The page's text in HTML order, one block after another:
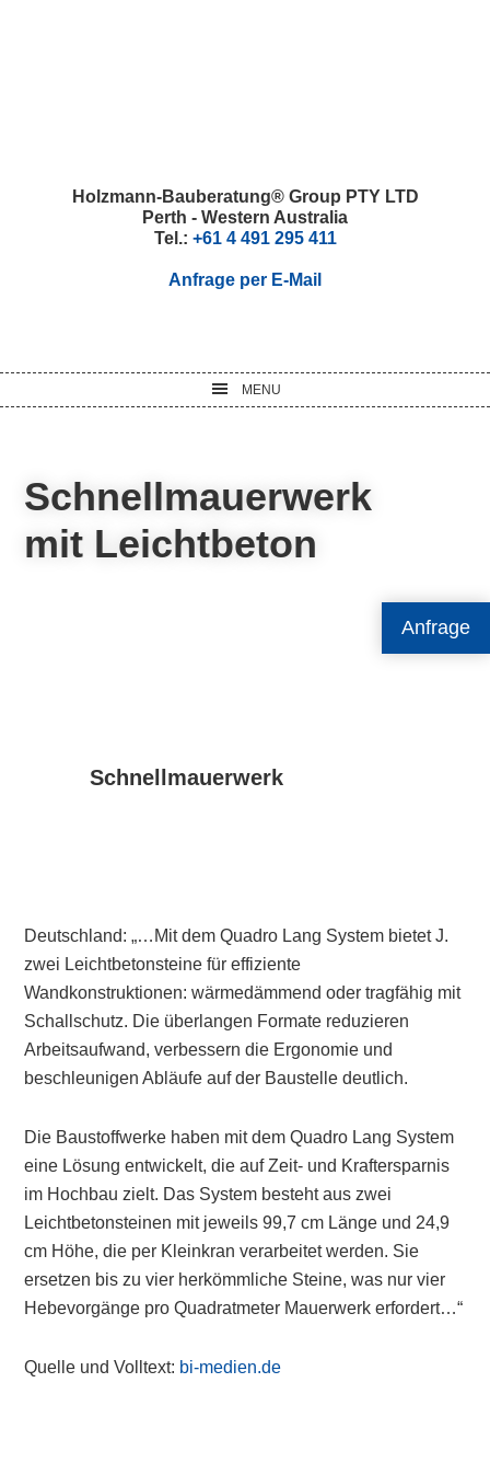
Anfrage
Holzmann-Bauberatung® Group PTY LTD
Perth - Western Australia
Tel.: +61 4 491 295 411
Anfrage per E-Mail
MENU
Schnellmauerwerk
mit Leichtbeton
Schnellmauerwerk
Deutschland: „…Mit dem Quadro Lang System bietet J.
zwei Leichtbetonsteine für effiziente
Wandkonstruktionen: wärmedämmend oder tragfähig mit
Schallschutz. Die überlangen Formate reduzieren
Arbeitsaufwand, verbessern die Ergonomie und
beschleunigen Abläufe auf der Baustelle deutlich.
Die Baustoffwerke haben mit dem Quadro Lang System
eine Lösung entwickelt, die auf Zeit- und Kraftersparnis
im Hochbau zielt. Das System besteht aus zwei
Leichtbetonsteinen mit jeweils 99,7 cm Länge und 24,9
cm Höhe, die per Kleinkran verarbeitet werden. Sie
ersetzen bis zu vier herkömmliche Steine, was nur vier
Hebevorgänge pro Quadratmeter Mauerwerk erfordert…“
Quelle und Volltext: bi-medien.de